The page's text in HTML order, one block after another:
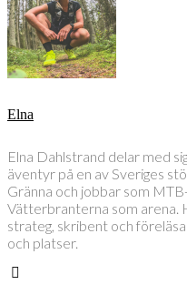
Elna
Elna Dahlstrand delar med
äventyr på en av Sveriges
Gränna och jobbar som
Vätterbranterna som arena.
strateg, skribent och
och platser.